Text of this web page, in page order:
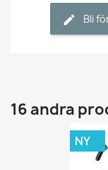
Bli
16 andra
NY